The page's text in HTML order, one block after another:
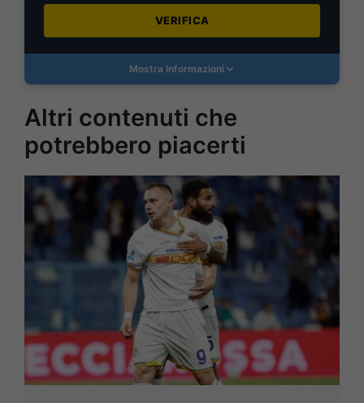
VERIFICA
Mostra Informazioni
Altri contenuti che
potrebbero piacerti